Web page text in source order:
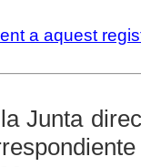
a aquest
Junta